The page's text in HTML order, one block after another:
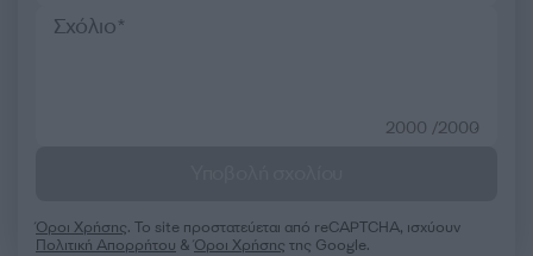
2000 /2000
Όροι Χρήσης. Το site προστατεύεται από reCAPTCHA, ισχύουν
Πολιτική Απορρήτου &Όροι Χρήσης της Google.